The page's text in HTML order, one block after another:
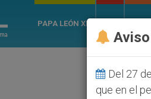
PAPA LEÓN XIV
Del 27
que en el